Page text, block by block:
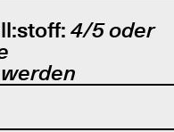
4/5 oder